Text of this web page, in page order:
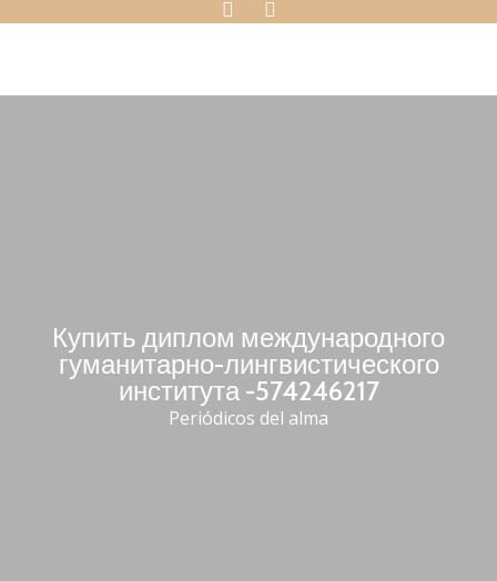
Купить диплом международного
гуманитарно-лингвистического
института -574246217
Periódicos del alma